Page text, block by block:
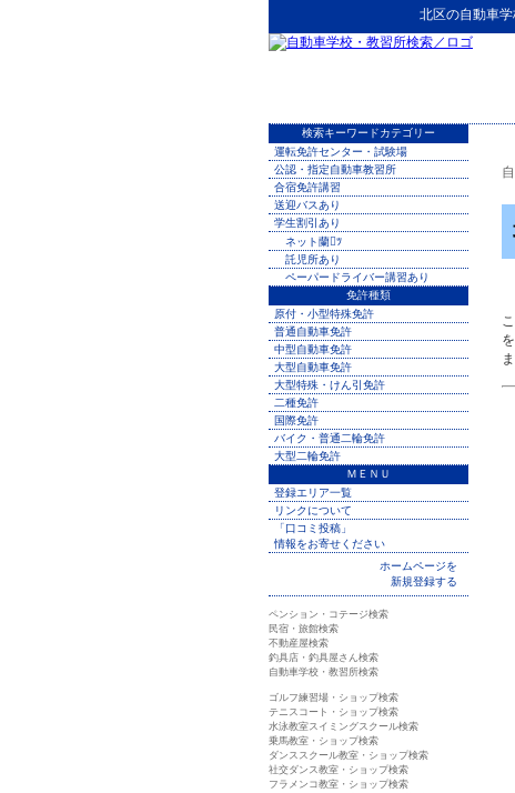
北区の自動車
検索キーワードカテゴリー
運転免許センター・試験場
公認・指定自動車教習所
合宿免許講習
送迎バスあり
学生割引あり
ネット蘭ﾂ
託児所あり
ペーパードライバー講習あり
免許種類
原付・小型特殊免許
普通自動車免許
中型自動車免許
大型自動車免許
大型特殊・けん引免許
二種免許
国際免許
バイク・普通二輪免許
大型二輪免許
ＭＥＮＵ
登録エリア一覧
リンクについて
「口コミ投稿」
情報をお寄せください
ホームページを
新規登録する
ペンション・コテージ検索
民宿・旅館検索
不動産屋検索
釣具店・釣具屋さん検索
自動車学校・教習所検索
ゴルフ練習場・ショップ検索
テニスコート・ショップ検索
水泳教室スイミングスクール検索
乗馬教室・ショップ検索
ダンススクール教室・ショップ検索
社交ダンス教室・ショップ検索
フラメンコ教室・ショップ検索